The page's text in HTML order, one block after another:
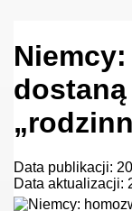
dostaną
Data publikacji:
Data aktualizacji: